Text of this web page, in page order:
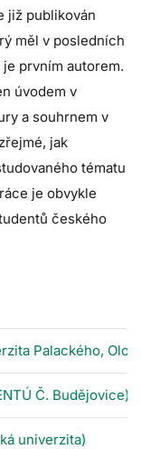
již publikován
měl v posledních
prvním autorem.
úvodem v
a souhrnem v
jak
tématu
je obvykle
českého
Palackého,
Č. Budějovice)
univerzita)